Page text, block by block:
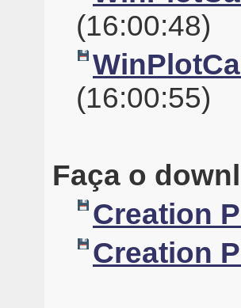
(16:00:48)
(16:00:55)
Faça o
Creation
Creation